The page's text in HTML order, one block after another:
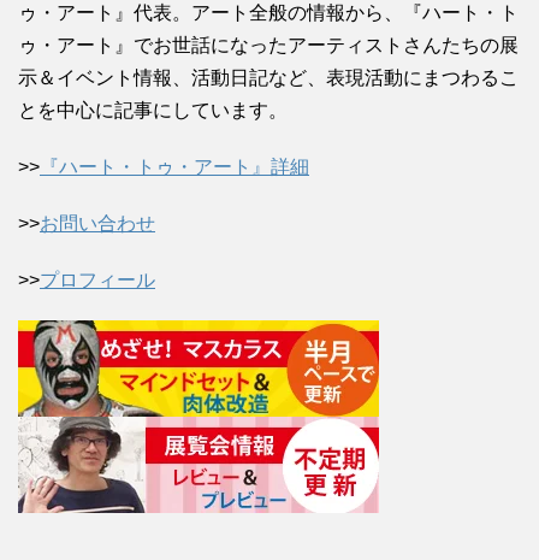
ゥ・アート』代表。アート全般の情報から、『ハート・ト
ゥ・アート』でお世話になったアーティストさんたちの展
示＆イベント情報、活動日記など、表現活動にまつわるこ
とを中心に記事にしています。
>> 『ハート・トゥ・アート』詳細
>>お問い合わせ
>>プロフィール